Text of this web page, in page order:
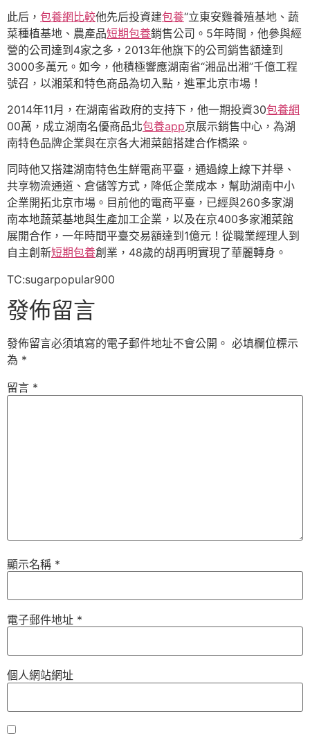
此后， 包養網比較他先后投資建包養“立東安雞養殖基地、蔬
菜種植基地、農產品短期包養銷售公司。5年時間，他參與經
營的公司達到4家之多，2013年他旗下的公司銷售額達到
3000多萬元。如今，他積極響應湖南省“湘品出湘”千億工程
號召，以湘菜和特色商品為切入點，進軍北京市場！
2014年11月，在湖南省政府的支持下，他一期投資30包養網
00萬，成立湖南名優商品北包養app京展示銷售中心，為湖
南特色品牌企業與在京各大湘菜館搭建合作橋梁。
同時他又搭建湖南特色生鮮電商平臺，通過線上線下并舉、
共享物流通道、倉儲等方式，降低企業成本，幫助湖南中小
企業開拓北京市場。目前他的電商平臺，已經與260多家湖
南本地蔬菜基地與生產加工企業，以及在京400多家湘菜館
展開合作，一年時間平臺交易額達到1億元！從職業經理人到
自主創新短期包養創業，48歲的胡再明實現了華麗轉身。
TC:sugarpopular900
發佈留言
發佈留言必須填寫的電子郵件地址不會公開。 必填欄位標示
為 *
留言 *
顯示名稱 *
電子郵件地址 *
個人網站網址